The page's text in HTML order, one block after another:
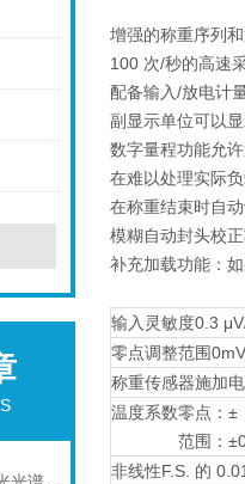
增强的称重序列
100 次/秒的高速
配备输入/放电计
副显示单位可以
数字量程功能允
在难以处理实际
在称重结束时自
模糊自动封头校
补充加载功能：
输入灵敏度0.3
零点调整范围
称重传感器施加
温度系数零点：±
范围：
非线性F.S. 的